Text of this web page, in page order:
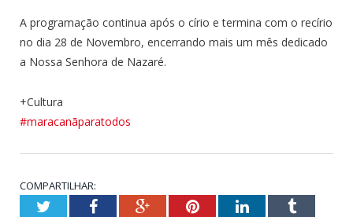
A programação continua após o círio e termina com o recírio
no dia 28 de Novembro, encerrando mais um mês dedicado
a Nossa Senhora de Nazaré.
+Cultura
#maracanãparatodos
COMPARTILHAR:
TwitterFacebookGoogle+PinterestLinkedInTumblr